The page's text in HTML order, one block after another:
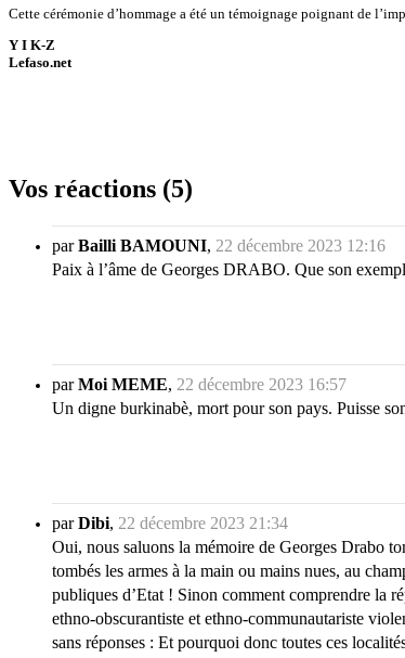
Cette cérémonie d’hommage a été un témoignage poignant de
Y I K-Z
Lefaso.net
Vos réactions (5)
parBailli BAMOUNI, 22 décembre 2023 12:16
Paix à l’âme de Georges DRABO. Que son
parMoi MEME, 22 décembre 2023 16:57
Un digne burkinabè, mort pour son pays. Puisse
parDibi, 22 décembre 2023 21:34
Oui, nous saluons la mémoire de Georges Drabo
tombés les armes à la main ou mains nues, au
publiques d’Etat ! Sinon comment comprendre la
ethno-obscurantiste et ethno-communautariste
sans réponses : Et pourquoi donc toutes ces